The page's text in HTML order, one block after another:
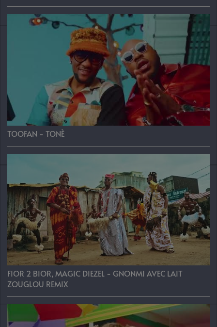
TOOFAN - TONÈ
FIOR 2 BIOR, MAGIC DIEZEL - GNONMI AVEC LAIT
ZOUGLOU REMIX